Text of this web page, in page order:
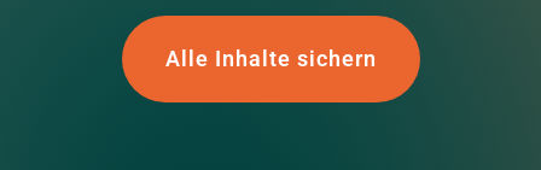
Alle Inhalte sichern